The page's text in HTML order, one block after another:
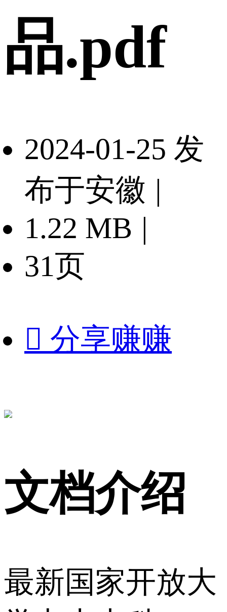
品.pdf
2024-01-25 发
布于安徽 |
1.22 MB |
31页
 分享赚赚
文档介绍
最新国家开放大